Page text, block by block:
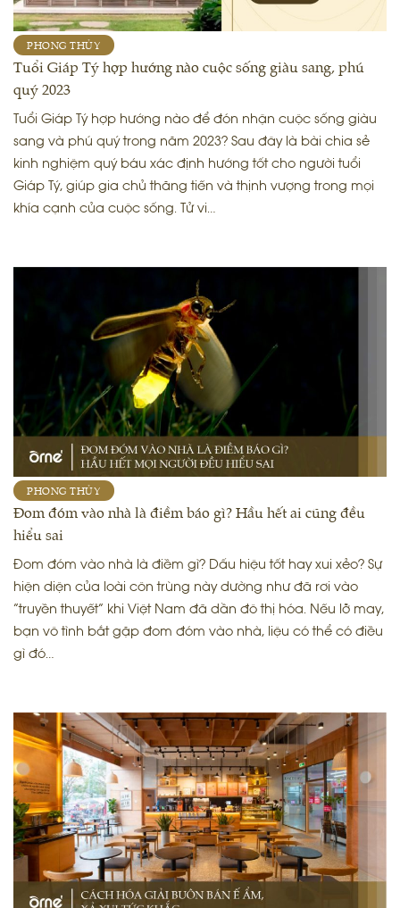
PHONG THỦY
Tuổi Giáp Tý hợp hướng nào cuộc sống giàu sang, phú
quý 2023
Tuổi Giáp Tý hợp hướng nào để đón nhận cuộc sống giàu
sang và phú quý trong năm 2023? Sau đây là bài chia sẻ
kinh nghiệm quý báu xác định hướng tốt cho người tuổi
Giáp Tý, giúp gia chủ thăng tiến và thịnh vượng trong mọi
khía cạnh của cuộc sống. Tử vi…
PHONG THỦY
Đom đóm vào nhà là điềm báo gì? Hầu hết ai cũng đều
hiểu sai
Đom đóm vào nhà là điềm gì? Dấu hiệu tốt hay xui xẻo? Sự
hiện diện của loài côn trùng này dường như đã rơi vào
“truyền thuyết” khi Việt Nam đã dần đô thị hóa. Nếu lỡ may,
bạn vô tình bắt gặp đom đóm vào nhà, liệu có thể có điều
gì đó…